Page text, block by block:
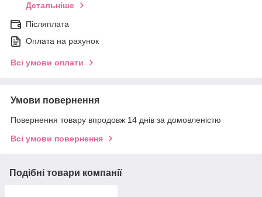
Детальніше
Післяплата
Оплата на рахунок
Всі умови оплати
Умови повернення
Повернення товару впродовж 14 днів за домовленістю
Всі умови повернення
Подібні товари компанії